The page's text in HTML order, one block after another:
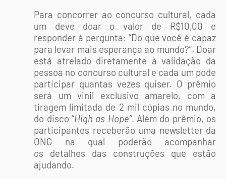
Para concorrer ao concurso cultural, cada
um deve doar o valor de R$10,00 e
responder à pergunta: “Do que você é capaz
para levar mais esperança ao mundo?”. Doar
está atrelado diretamente à validação da
pessoa no concurso cultural e cada um pode
participar quantas vezes quiser. O prêmio
será um vinil exclusivo amarelo, com a
tiragem limitada de 2 mil cópias no mundo,
do disco “High as Hope”. Além do prêmio, os
participantes receberão uma newsletter da
ONG na qual poderão acompanhar
os detalhes das construções que estão
ajudando.